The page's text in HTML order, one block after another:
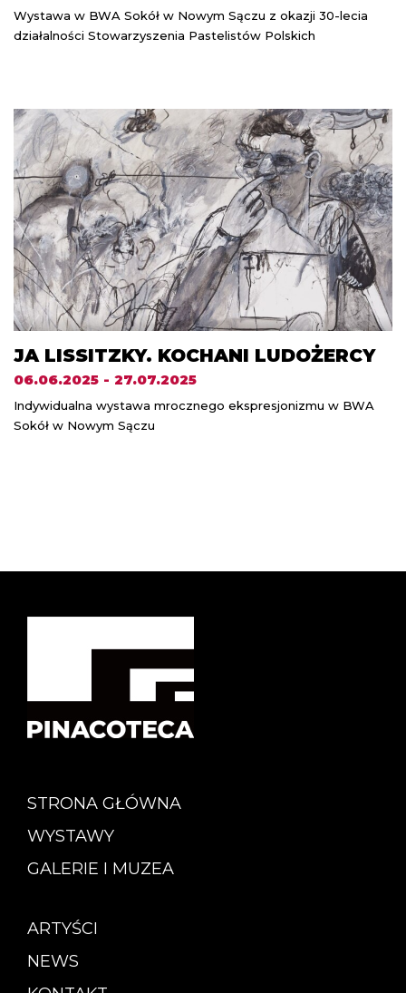
Wystawa w BWA Sokół w Nowym Sączu z okazji 30-lecia
działalności Stowarzyszenia Pastelistów Polskich
JA LISSITZKY. KOCHANI LUDOŻERCY
06.06.2025 - 27.07.2025
Indywidualna wystawa mrocznego ekspresjonizmu w BWA
Sokół w Nowym Sączu
STRONA GŁÓWNA
WYSTAWY
GALERIE I MUZEA
ARTYŚCI
NEWS